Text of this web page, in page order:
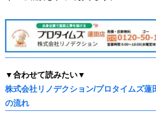
▼合わせて読みたい▼
株式会社リノデクション/プロタイムズ蓮
の流れ